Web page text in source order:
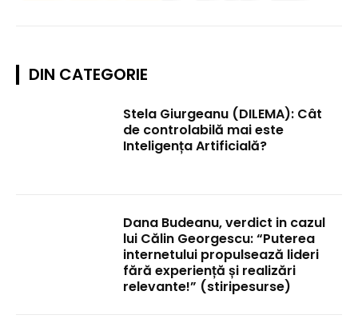
DIN CATEGORIE
Stela Giurgeanu (DILEMA): Cât
de controlabilă mai este
Inteligența Artificială?
Dana Budeanu, verdict in cazul
lui Călin Georgescu: “Puterea
internetului propulsează lideri
fără experiență și realizări
relevante!” (stiripesurse)